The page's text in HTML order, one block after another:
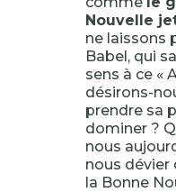
Nouvelle
ne laissons
Babel, qui
sens à ce «
désirons-
prendre sa
dominer ?
nous
nous dévier
la Bonne